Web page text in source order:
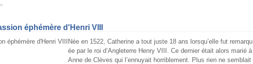
éphémère d'Henri VIII
Née en 1522, Catherine a tout juste 18 ans lorsqu’elle fut remarqu
ée par le roi d’Angleterre Henry VIII. Ce dernier était alors marié à
Anne de Clèves qui l’ennuyait horriblement. Plus rien ne semblait